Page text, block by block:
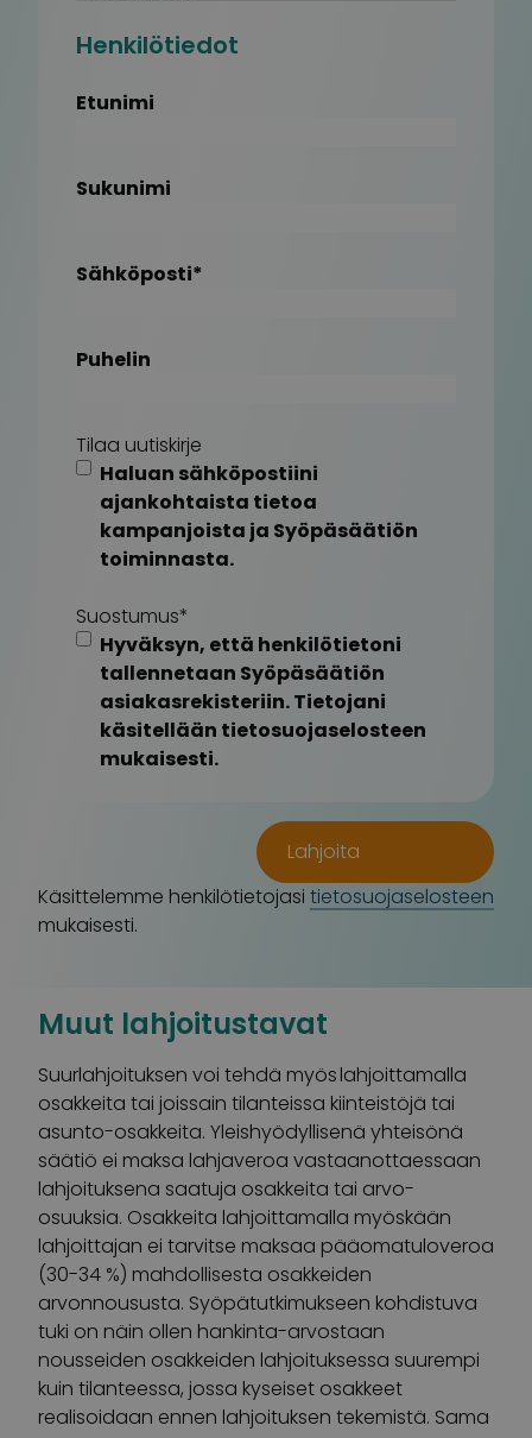
Henkilötiedot
Etunimi
Sukunimi
Sähköposti*
Puhelin
Tilaa uutiskirje
Haluan sähköpostiini
ajankohtaista tietoa
kampanjoista ja Syöpäsäätiön
toiminnasta.
Suostumus*
Hyväksyn, että henkilötietoni
tallennetaan Syöpäsäätiön
asiakasrekisteriin. Tietojani
käsitellään tietosuojaselosteen
mukaisesti.
Käsittelemme henkilötietojasi tietosuojaselosteen
mukaisesti.
Muut lahjoitustavat
Suurlahjoituksen voi tehdä myös lahjoittamalla
osakkeita tai joissain tilanteissa kiinteistöjä tai
asunto-osakkeita. Yleishyödyllisenä yhteisönä
säätiö ei maksa lahjaveroa vastaanottaessaan
lahjoituksena saatuja osakkeita tai arvo-
osuuksia. Osakkeita lahjoittamalla myöskään
lahjoittajan ei tarvitse maksaa pääomatuloveroa
(30-34 %) mahdollisesta osakkeiden
arvonnoususta. Syöpätutkimukseen kohdistuva
tuki on näin ollen hankinta-arvostaan
nousseiden osakkeiden lahjoituksessa suurempi
kuin tilanteessa, jossa kyseiset osakkeet
realisoidaan ennen lahjoituksen tekemistä. Sama